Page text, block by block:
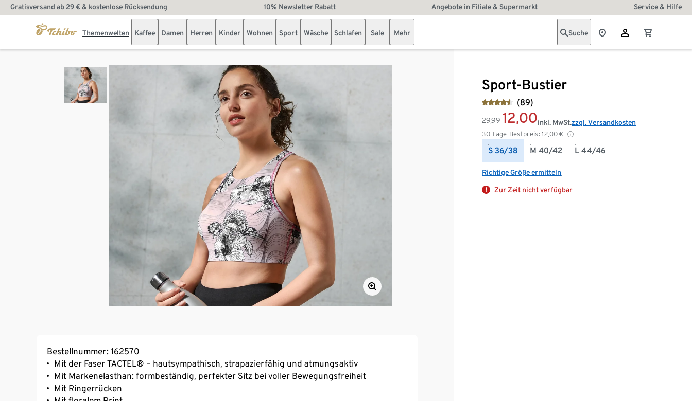
Gratisversand ab 29 € & kostenlose Rücksendung 10% Newsletter Rabatt Angebote in Filiale & Supermarkt Service & Hilfe
Themenwelten Kaffee Damen Herren Kinder Wohnen Sport Wäsche Schlafen Sale Mehr Suche
Sport-Bustier
(89)
29,99 12,00
30-Tage-Bestpreis: 12,00 €
inkl. MwSt.zzgl. Versandkosten
S 36/38 M 40/42 L 44/46
Richtige Größe ermitteln
Zur Zeit nicht verfügbar
Bestellnummer: 162570
Mit der Faser TACTEL® – hautsympathisch, strapazierfähig und atmungsaktiv
Mit Markenelasthan: formbeständig, perfekter Sitz bei voller Bewegungsfreiheit
Mit Ringerrücken